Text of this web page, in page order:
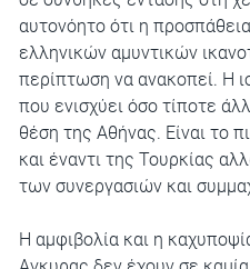
αυτονόητο ότι η
ελληνικών αμυντικών
περίπτωση να ανακοπεί. Η
που ενισχύει όσο τίποτε
θέση της Αθήνας. Είναι το
και έναντι της Τουρκίας
των συνεργασιών και
Η αμφιβολία και η